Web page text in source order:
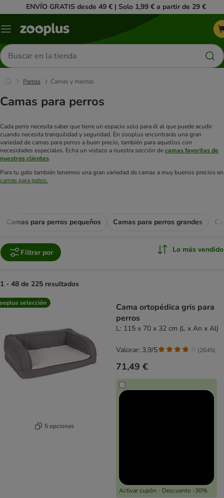
ENVÍO GRATIS desde 49 € | Solo 1,99 € a partir de 29 €
Menú
Buscar
productos
Perros Camas y mantas
Camas para perros
Cada perro necesita saber que tiene un espacio solo para él al que puede acudir
cuando necesita tranquilidad y seguridad. En zooplus encontrarás una gran
variedad de camas para perros a buen precio, también para aquellos con
necesidades especiales. Echa un vistazo a nuestra sección decamas favoritas de
nuestros clientes.
Para tu gato también tenemos una gran variedad de camas a muy buenos precios en
camas para gatos.
Camas para perros pequeños Camas para perros grandes
Filtrar por Lo más vendido
1 - 48 de 225 resultados
product items have been changed
selección
5 opciones
Cama ortopédica gris para
perros
L: 115 x 70 x 32 cm (L x An x Al)
71,49 €
Activar cupón - Descuento -30%
Valorar: 3.9/5 (2645)